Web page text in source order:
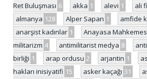
Ret Buluşması 6 akka 1 alevi 1 ali
almanya 128 Alper Sapan 1 amfide
anarşist kadınlar 1 Anayasa
militarizm 4 antimilitarist medya 8
birliği 1 arap ordusu 2 arjantin 1
hakları inisiyatifi 15 asker kaçağı 31